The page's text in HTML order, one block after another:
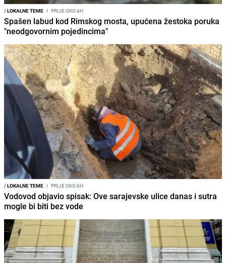
/LOKALNE TEME I PRIJE OKO 4H
Spašen labud kod Rimskog mosta, upućena žestoka poruka
"neodgovornim pojedincima"
/LOKALNE TEME I PRIJE OKO 6H
Vodovod objavio spisak: Ove sarajevske ulice danas i sutra
mogle bi biti bez vode